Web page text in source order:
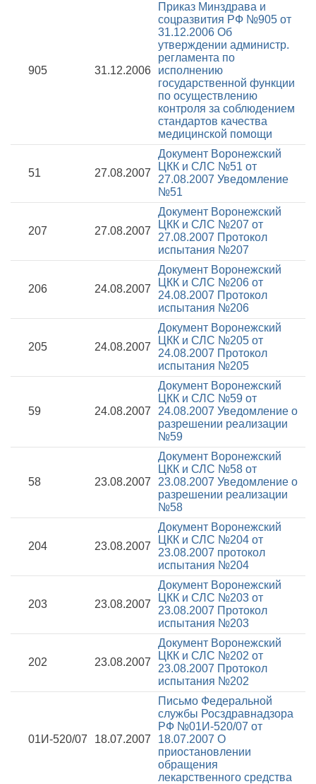
905 31.12.2006
Приказ Минздрава и
соцразвития РФ №905 от
31.12.2006 Об
утверждении администр.
регламента по
исполнению
государственной функции
по осуществлению
контроля за соблюдением
стандартов качества
медицинской помощи
51 27.08.2007
Документ Воронежский
ЦКК и СЛС №51 от
27.08.2007 Уведомление
№51
207 27.08.2007
Документ Воронежский
ЦКК и СЛС №207 от
27.08.2007 Протокол
испытания №207
206 24.08.2007
Документ Воронежский
ЦКК и СЛС №206 от
24.08.2007 Протокол
испытания №206
205 24.08.2007
Документ Воронежский
ЦКК и СЛС №205 от
24.08.2007 Протокол
испытания №205
59 24.08.2007
Документ Воронежский
ЦКК и СЛС №59 от
24.08.2007 Уведомление о
разрешении реализации
№59
58 23.08.2007
Документ Воронежский
ЦКК и СЛС №58 от
23.08.2007 Уведомление о
разрешении реализации
№58
204 23.08.2007
Документ Воронежский
ЦКК и СЛС №204 от
23.08.2007 протокол
испытания №204
203 23.08.2007
Документ Воронежский
ЦКК и СЛС №203 от
23.08.2007 Протокол
испытания №203
202 23.08.2007
Документ Воронежский
ЦКК и СЛС №202 от
23.08.2007 Протокол
испытания №202
01И-520/07 18.07.2007
Письмо Федеральной
службы Росздравнадзора
РФ №01И-520/07 от
18.07.2007 О
приостановлении
обращения
лекарственного средства